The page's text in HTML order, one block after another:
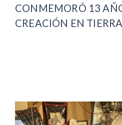
CONMEMORÓ 13
CREACIÓN EN